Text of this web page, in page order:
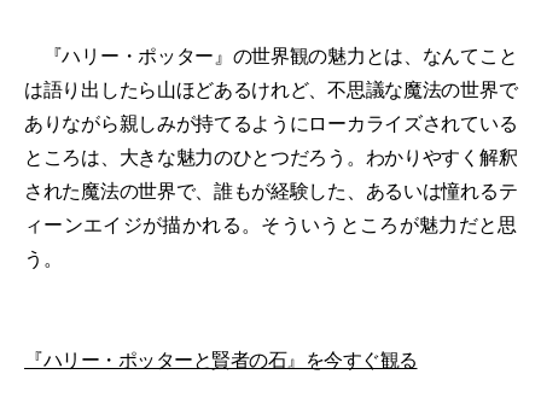
『ハリー・ポッター』の世界観の魅力とは、なんてこと
は語り出したら山ほどあるけれど、不思議な魔法の世界で
ありながら親しみが持てるようにローカライズされている
ところは、大きな魅力のひとつだろう。わかりやすく解釈
された魔法の世界で、誰もが経験した、あるいは憧れるテ
ィーンエイジが描かれる。そういうところが魅力だと思
う。
『ハリー・ポッターと賢者の石』を今すぐ観る